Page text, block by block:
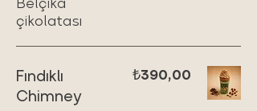
Fındıklı
Chimney
₺390,00